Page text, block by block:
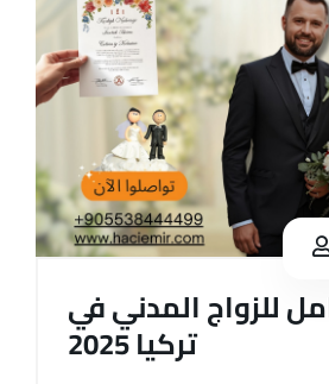
للزواج المدني في
تركيا 2025